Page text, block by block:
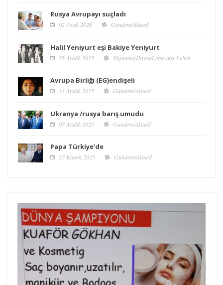
Rusya Avrupayı suçladı
02 Ocak 2026 Gündem/Aktuell
Halil Yeniyurt eşi Bakiye Yeniyurt
26 Aralık 2025 YaşanmışHayat/Lebte das Leben
Avrupa Birliği (EG)endişeli
13 Aralık 2025 Gündem/Aktuell
Ukranya /rusya barış umudu
07 Aralık 2025 Gündem/Aktuell
Papa Türkiye'de
27 Kasım 2025 Gündem/Aktuell